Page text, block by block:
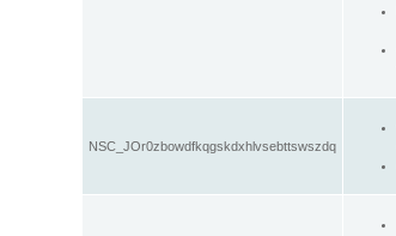
NSC_JOr0zbowdfkqgskdxhlvsebttswszdq